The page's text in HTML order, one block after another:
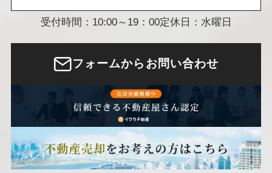
受付時間：10:00～19：00定休日：水曜日
フォームからお問い合わせ